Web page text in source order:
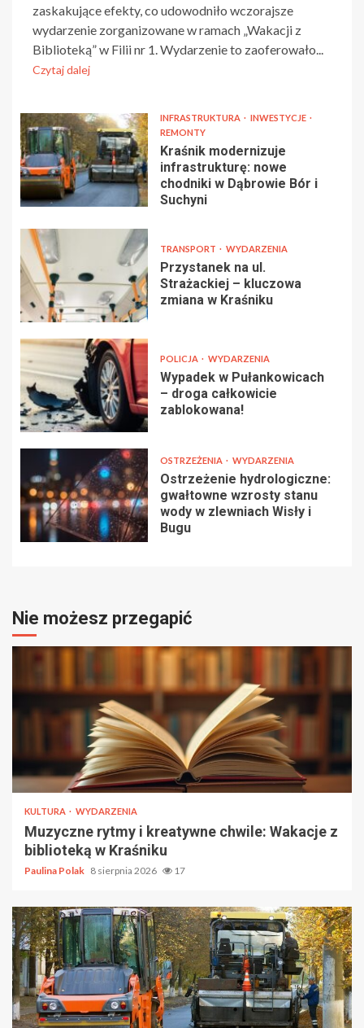
zaskakujące efekty, co udowodniło wczorajsze
wydarzenie zorganizowane w ramach „Wakacji z
Biblioteką” w Filii nr 1. Wydarzenie to zaoferowało...
Czytaj dalej
INFRASTRUKTURA
INWESTYCJE
REMONTY
Kraśnik modernizuje
infrastrukturę: nowe
chodniki w Dąbrowie Bór i
Suchyni
TRANSPORT WYDARZENIA
Przystanek na ul.
Strażackiej – kluczowa
zmiana w Kraśniku
POLICJA WYDARZENIA
Wypadek w Pułankowicach
– droga całkowicie
zablokowana!
OSTRZEŻENIA WYDARZENIA
Ostrzeżenie hydrologiczne:
gwałtowne wzrosty stanu
wody w zlewniach Wisły i
Bugu
Nie możesz przegapić
KULTURA WYDARZENIA
Muzyczne rytmy i kreatywne chwile: Wakacje z
biblioteką w Kraśniku
Paulina Polak 8 sierpnia 2026 17